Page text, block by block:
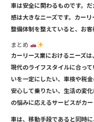
車は安全に関わるものです。
感は大きなニーズです。カー
整備体制を整えていると、お客
まとめ
カーリース業におけるニーズ
現代のライフスタイルに合っ
いを一定にしたい、車検や税
安心して乗りたい、生活の変
の悩みに応えるサービスがカー
車は、移動手段であると同時